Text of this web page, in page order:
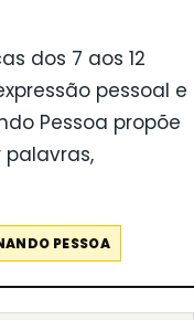
dos 7 aos 12
pessoal e
Pessoa propõe
PESSOA